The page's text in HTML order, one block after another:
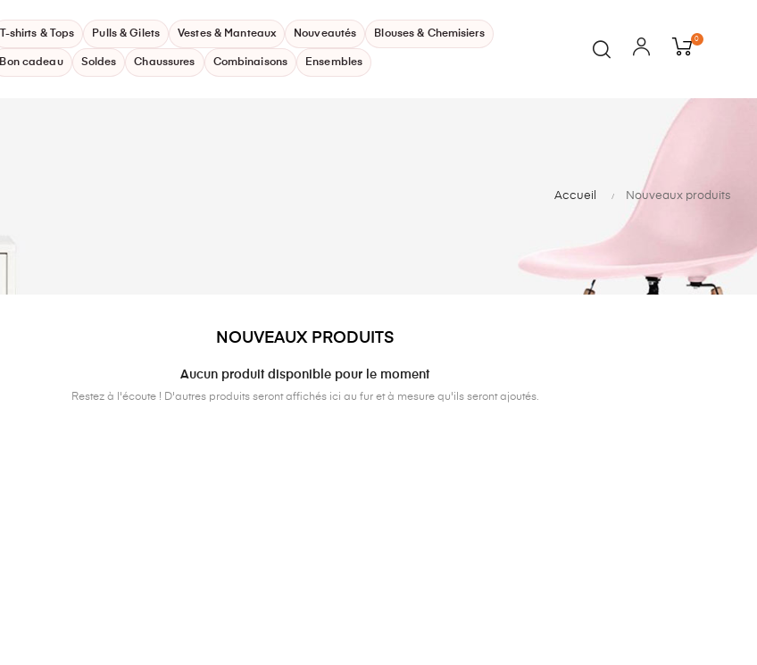
T-shirts & Tops Pulls & Gilets Vestes & Manteaux Nouveautés Blouses & Chemisiers
Bon cadeau Soldes Chaussures Combinaisons Ensembles
0
Accueil Nouveaux produits
NOUVEAUX PRODUITS
Aucun produit disponible pour le moment
Restez à l'écoute ! D'autres produits seront affichés ici au fur et à mesure qu'ils seront ajoutés.